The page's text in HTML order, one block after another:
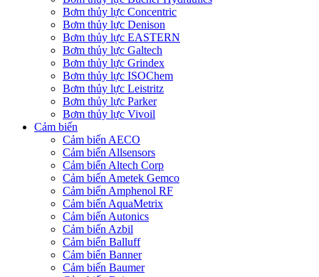
Bơm thủy lực Concentric
Bơm thủy lực Denison
Bơm thủy lực EASTERN
Bơm thủy lực Galtech
Bơm thủy lực Grindex
Bơm thủy lực ISOChem
Bơm thủy lực Leistritz
Bơm thủy lực Parker
Bơm thủy lực Vivoil
Cảm biến
Cảm biến AECO
Cảm biến Allsensors
Cảm biến Altech Corp
Cảm biến Ametek Gemco
Cảm biến Amphenol RF
Cảm biến AquaMetrix
Cảm biến Autonics
Cảm biến Azbil
Cảm biến Balluff
Cảm biến Banner
Cảm biến Baumer